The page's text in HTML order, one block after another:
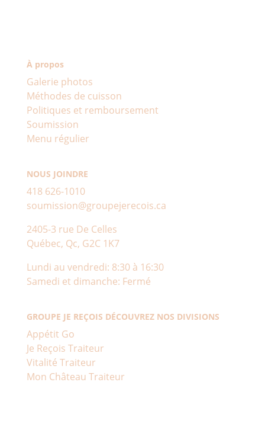
À propos
Galerie photos
Méthodes de cuisson
Politiques et remboursement
Soumission
Menu régulier
NOUS JOINDRE
418 626-1010
soumission@groupejerecois.ca
2405-3 rue De Celles
Québec, Qc, G2C 1K7
Lundi au vendredi: 8:30 à 16:30
Samedi et dimanche: Fermé
GROUPE JE REÇOIS DÉCOUVREZ NOS DIVISIONS
Appétit Go
Je Reçois Traiteur
Vitalité Traiteur
Mon Château Traiteur